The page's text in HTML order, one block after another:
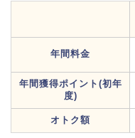
年間料金
年間獲得ポイント(初年
度)
オトク額